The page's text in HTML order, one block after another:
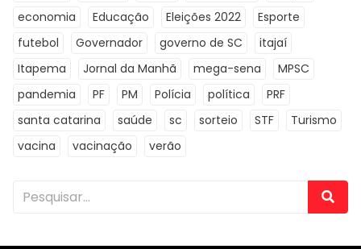
economia
Educação Eleições 2022
Esporte
futebol
Governador governo de SC
itajaí
Itapema
Jornal da Manhã mega-sena
MPSC
pandemia
PF PM Polícia política
PRF
santa catarina
saúde sc sorteio STF
Turismo
vacina
vacinação verão